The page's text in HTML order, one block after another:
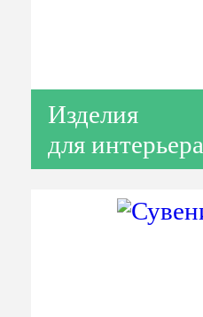
Изделия
для интерьера